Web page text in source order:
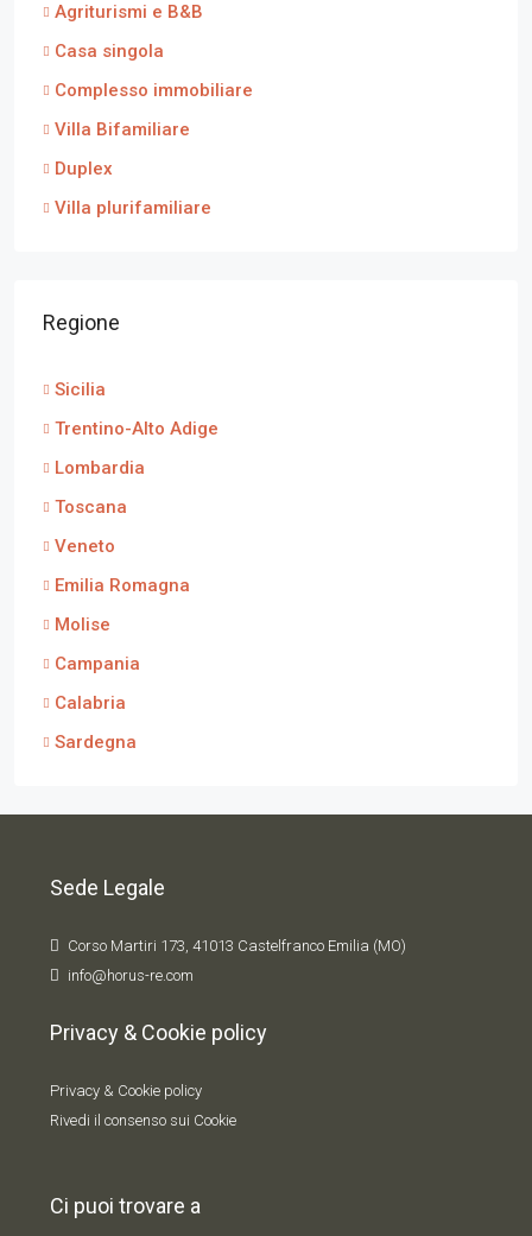
Agriturismi e B&B
Casa singola
Complesso immobiliare
Villa Bifamiliare
Duplex
Villa plurifamiliare
Regione
Sicilia
Trentino-Alto Adige
Lombardia
Toscana
Veneto
Emilia Romagna
Molise
Campania
Calabria
Sardegna
Sede Legale
Corso Martiri 173, 41013 Castelfranco Emilia (MO)
info@horus-re.com
Privacy & Cookie policy
Privacy & Cookie policy
Rivedi il consenso sui Cookie
Ci puoi trovare a